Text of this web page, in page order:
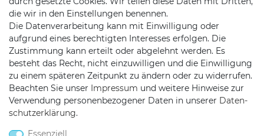
KONTAKT
Telefon:0451/29360810
Mail:info@netshop25.de
die wir in den Einstellungen benennen.
Die Datenverarbeitung kann mit Einwilligung oder
aufgrund eines berechtigten Interesses erfolgen. Die
Zustimmung kann erteilt oder abgelehnt werden. Es
besteht das Recht, nicht einzuwilligen und die Einwilligung
zu einem späteren Zeitpunkt zu ändern oder zu widerrufen.
Beachten Sie unser Impressum und weitere Hinweise zur
Verwendung personenbezogener Daten in unserer Daten­
schutz­erklärung.
Essenziell